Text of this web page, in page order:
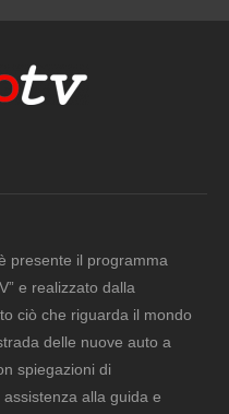
presente il programma
e realizzato dalla
ciò che riguarda il mondo
delle nuove auto a
spiegazioni di
alla guida e